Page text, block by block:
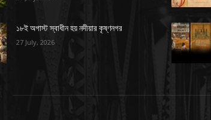
১৮ই অগাস্ট স্বাধীন হয় নদীয়ার কৃষ্ণনগর
27 July, 2026